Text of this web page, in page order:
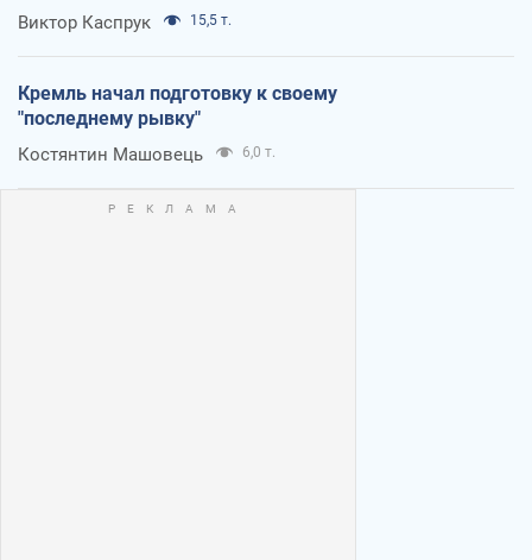
Виктор Каспрук 15,5 т.
Кремль начал подготовку к своему
"последнему рывку"
Костянтин Машовець 6,0 т.